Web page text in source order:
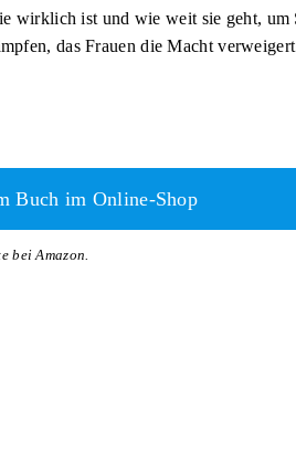
wirklich ist und wie weit sie geht,
das Frauen die Macht
Buch im Online-Shop
bei Amazon.